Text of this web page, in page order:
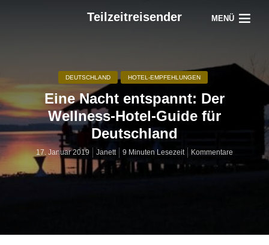
Teilzeitreisender MENÜ
DEUTSCHLAND HOTEL-EMPFEHLUNGEN
Eine Nacht entspannt: Der
Wellness-Hotel-Guide für
Deutschland
17. Januar 2019 Janett 9 Minuten Lesezeit Kommentare